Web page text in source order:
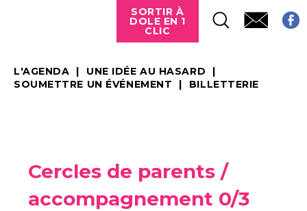
SORTIR À
DOLE EN 1
CLIC
L'AGENDA
UNE IDÉE AU HASARD
SOUMETTRE UN ÉVÉNEMENT
BILLETTERIE
Cercles de parents /
accompagnement 0/3